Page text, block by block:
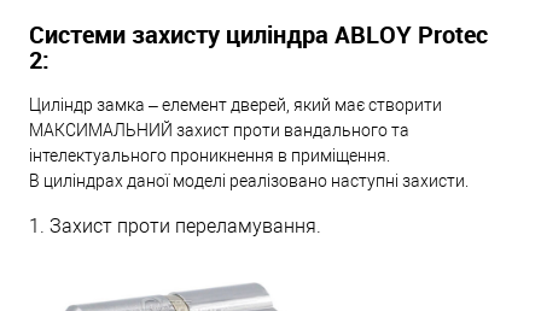
Системи захисту циліндра ABLOY Protec
2:
Циліндр замка – елемент дверей, який має створити
МАКСИМАЛЬНИЙ захист проти вандального та
інтелектуального проникнення в приміщення.
В циліндрах даної моделі реалізовано наступні захисти.
1. Захист проти переламування.